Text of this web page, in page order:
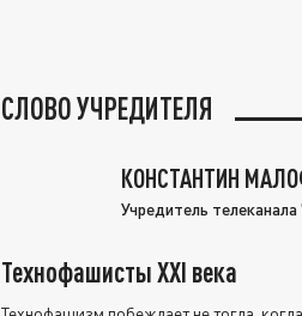
СЛОВО УЧРЕДИТЕЛЯ
КОНСТАНТИН
Учредитель
Технофашисты XXI века